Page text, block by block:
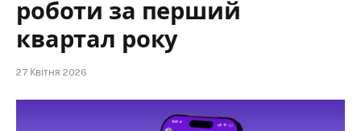
роботи за перший
квартал року
27 Квітня 2026